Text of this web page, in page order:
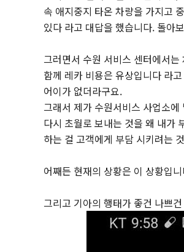
속 애지중지 타온 차량을 가지고
있다 라고 대답을 했습니다. 돌아
그러면서 수원 서비스 센터에서
함께 레카 비용은 유상입니다 라
어이가 없더라구요.
그래서 제가 수원서비스 사업소
다시 초월로 보내는 것을 왜 내가
하는 걸 고객에게 부담 시키려는
어째든 현재의 상황은 이 상황입
그리고 기아의 행태가 좋건 나쁘